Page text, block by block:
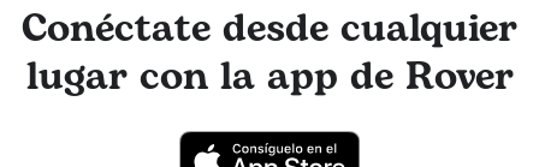
fotos. El equipo de Atención al cliente de Rover y tu
paseador de perros tienen acceso a asesoramiento de
profesionales veterinarios cualificados. En el improbable
caso de que surjan problemas durante una reserva, ten la
programa de reembolso de la Garantía Rover para asistencia
veterinaria que cumpla con los requisitos.
Conéctate desde cualquier
lugar con la app de Rover